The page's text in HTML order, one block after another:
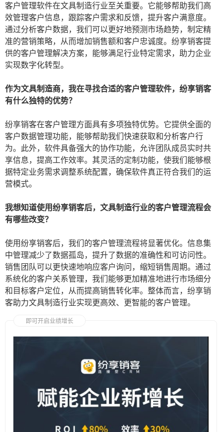
客户管理软件在文具制造行业至关重要。它能够帮助我们高
效管理客户信息，跟踪客户需求和反馈，提升客户满意度。
通过分析客户数据，我们可以更好地预测市场趋势，制定精
准的营销策略，从而增加销售额和客户忠诚度。纷享销客提
供的客户管理解决方案，能够满足行业特定需求，助力企业
实现数字化转型。
作为文具制造商，我在寻找合适的客户管理软件，纷享销客
有什么独特的优势？
纷享销客在客户管理方面具有多项独特优势。它提供全面的
客户数据管理功能，能够帮助我们快速获取和分析客户行
为。此外，软件具备强大的协作功能，允许团队成员实时共
享信息，提高工作效率。其灵活的定制功能，使我们能够根
据特定业务需求调整系统配置，确保软件真正符合我们的运
营模式。
我想知道使用纷享销客后，文具制造行业的客户管理流程会
有哪些改变？
使用纷享销客后，我们的客户管理流程将显著优化。信息集
中管理减少了数据孤岛，提升了数据的准确性和可访问性。
销售团队可以更快速地响应客户询问，缩短销售周期。通过
系统化的客户关系管理，我们能够更加精准地进行市场细分
和目标客户定位，从而提高销售转化率。整体而言，纷享销
客助力文具制造行业实现更高效、更智能的客户管理。
即可开启业绩增长